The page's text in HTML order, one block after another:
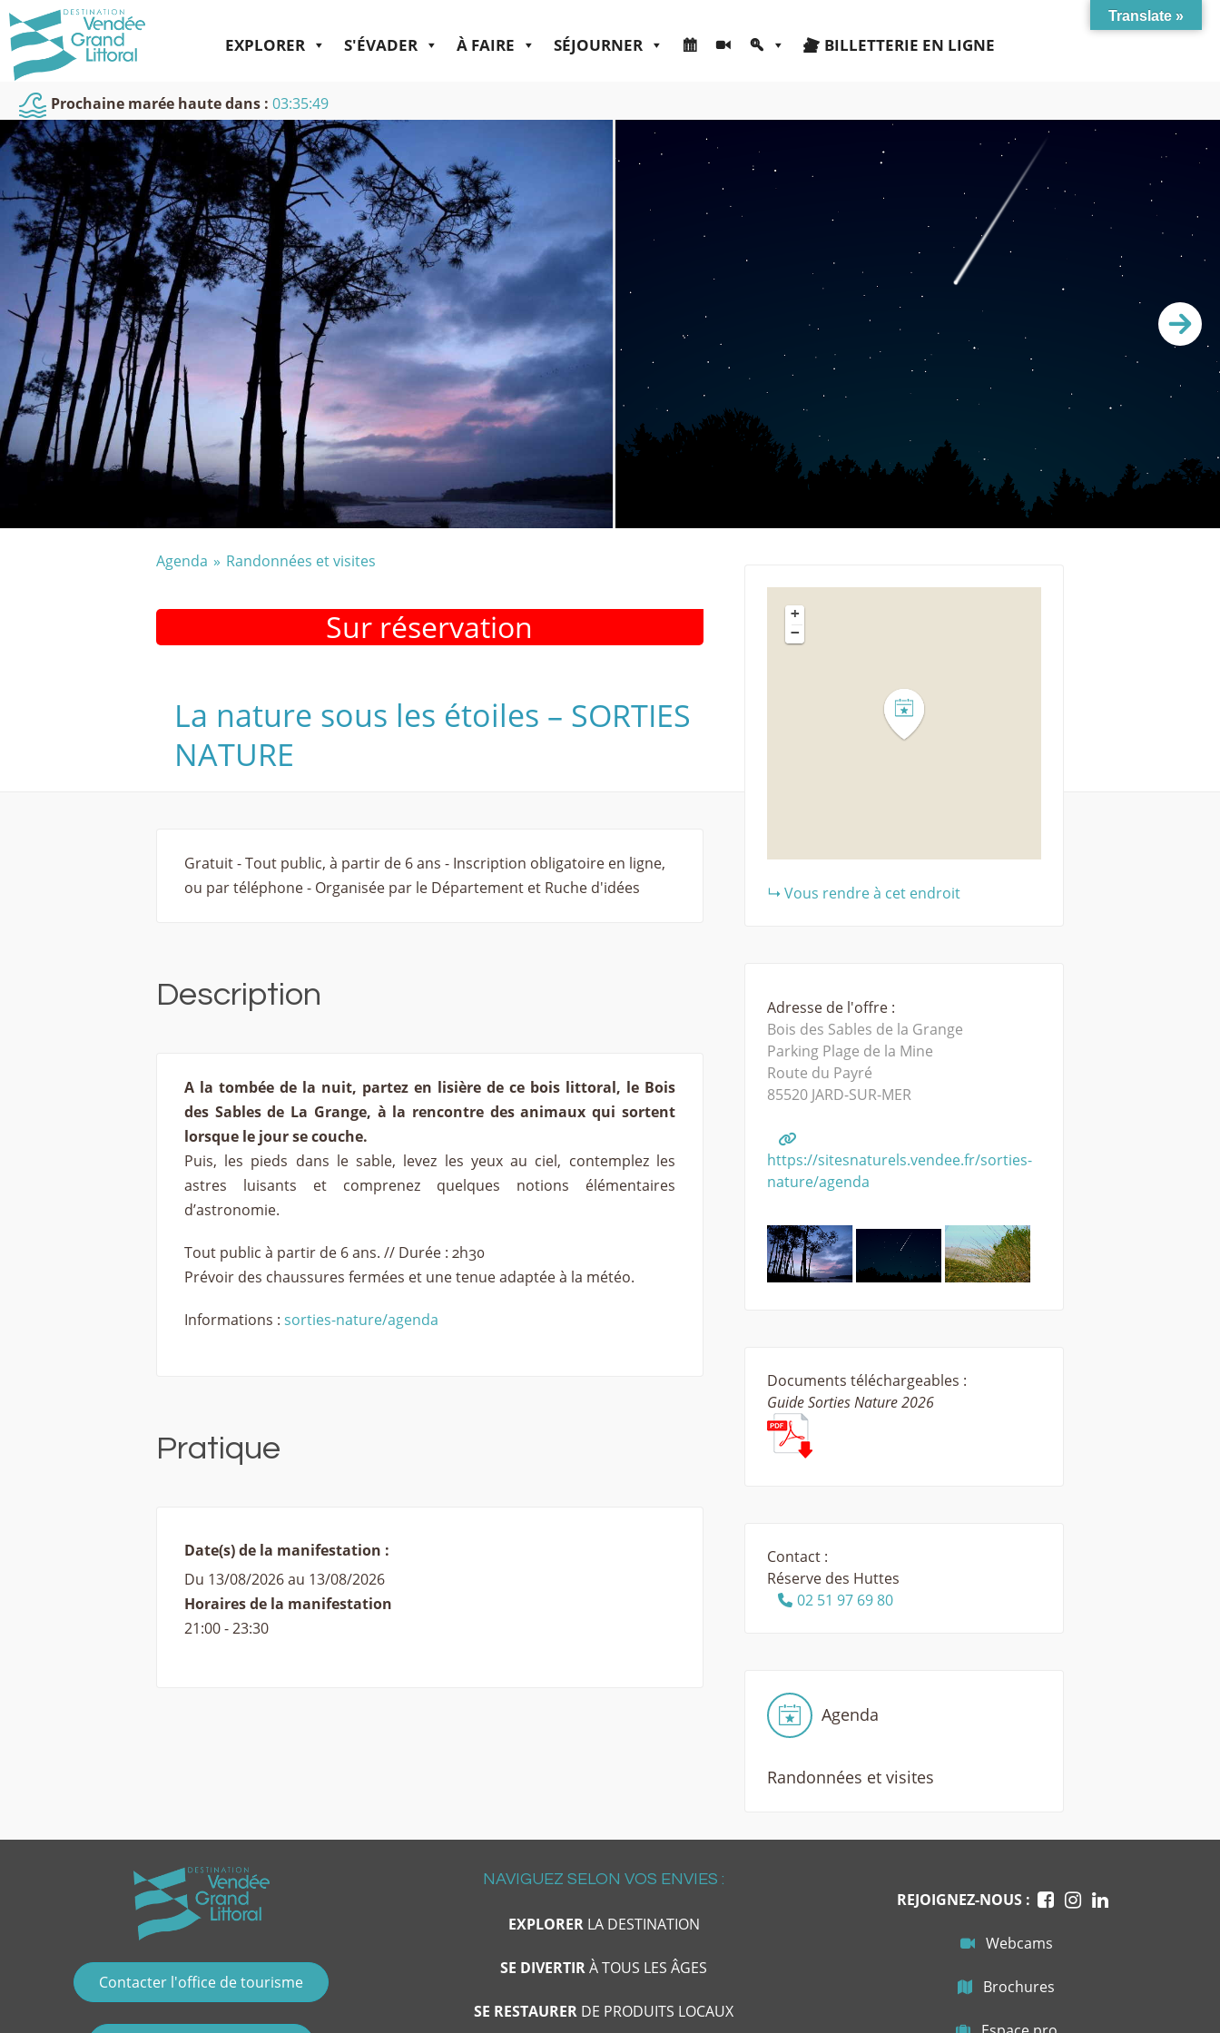
EXPLORER S'ÉVADER À FAIRE SÉJOURNER BILLETTERIE EN LIGNE
Prochaine marée haute dans : 03:35:48
Agenda Randonnées et visites
Sur réservation
La nature sous les étoiles – SORTIES
NATURE
Gratuit - Tout public, à partir de 6 ans - Inscription obligatoire en ligne,
ou par téléphone - Organisée par le Département et Ruche d'idées
Description
A la tombée de la nuit, partez en lisière de ce bois littoral, le Bois
des Sables de La Grange, à la rencontre des animaux qui sortent
lorsque le jour se couche.
Puis, les pieds dans le sable, levez les yeux au ciel, contemplez les
astres luisants et comprenez quelques notions élémentaires
d’astronomie.
Tout public à partir de 6 ans. // Durée : 2h30
Prévoir des chaussures fermées et une tenue adaptée à la météo.
Informations : sorties-nature/agenda
Pratique
Date(s) de la manifestation :
Du 13/08/2026 au 13/08/2026
Horaires de la manifestation
21:00 - 23:30
+
−
Vous rendre à cet endroit
Adresse de l'offre :
Bois des Sables de la Grange
Parking Plage de la Mine
Route du Payré
85520 JARD-SUR-MER
https://sitesnaturels.vendee.fr/sorties-
nature/agenda
Documents téléchargeables :
Guide Sorties Nature 2026
Contact :
Réserve des Huttes
02 51 97 69 80
Agenda
Randonnées et visites
Contacter l'office de tourisme
NAVIGUEZ SELON VOS ENVIES :
EXPLORERLA DESTINATION
SE DIVERTIRÀ TOUS LES ÂGES
SE RESTAURER DE PRODUITS LOCAUX
REJOIGNEZ-NOUS :
Webcams
Brochures
Translate »